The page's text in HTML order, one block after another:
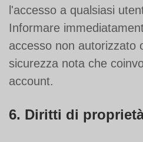
l'accesso a qualsiasi
Informare
accesso non autorizzato
sicurezza nota che
account.
6. Diritti di